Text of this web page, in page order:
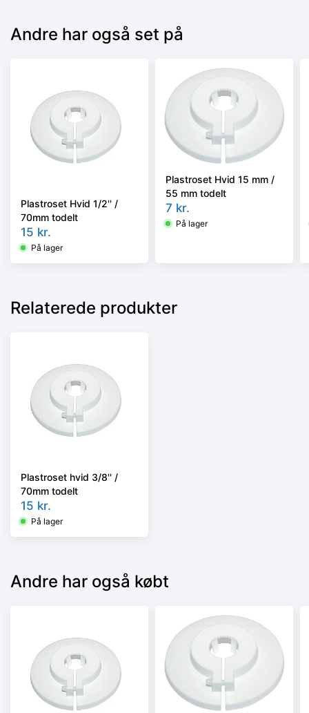
Andre har også set på
Plastroset Hvid 1/2'' /
70mm todelt
15 kr.
På lager
Plastroset Hvid 15 mm /
55 mm todelt
7 kr.
På lager
Relaterede produkter
Plastroset hvid 3/8'' /
70mm todelt
15 kr.
På lager
Andre har også købt